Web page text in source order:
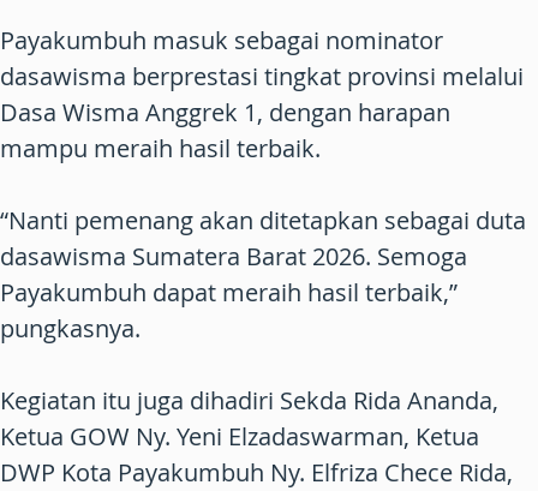
Payakumbuh masuk sebagai nominator
dasawisma berprestasi tingkat provinsi melalui
Dasa Wisma Anggrek 1, dengan harapan
mampu meraih hasil terbaik.
“Nanti pemenang akan ditetapkan sebagai duta
dasawisma Sumatera Barat 2026. Semoga
Payakumbuh dapat meraih hasil terbaik,”
pungkasnya.
Kegiatan itu juga dihadiri Sekda Rida Ananda,
Ketua GOW Ny. Yeni Elzadaswarman, Ketua
DWP Kota Payakumbuh Ny. Elfriza Chece Rida,